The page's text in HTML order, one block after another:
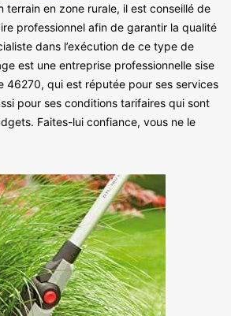
terrain en zone rurale, il est conseillé de
professionnel afin de garantir la qualité
dans l’exécution de ce type de
est une entreprise professionnelle sise
46270, qui est réputée pour ses services
pour ses conditions tarifaires qui sont
Faites-lui confiance, vous ne le